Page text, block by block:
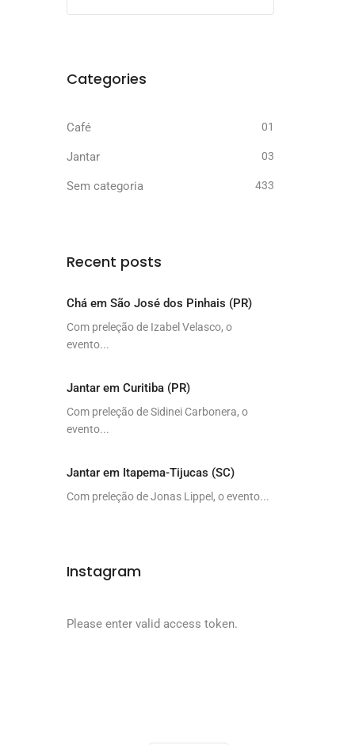
Categories
Café 01
Jantar 03
Sem categoria 433
Recent posts
Chá em São José dos Pinhais (PR)
Com preleção de Izabel Velasco, o
evento...
Jantar em Curitiba (PR)
Com preleção de Sidinei Carbonera, o
evento...
Jantar em Itapema-Tijucas (SC)
Com preleção de Jonas Lippel, o evento...
Instagram
Please enter valid access token.